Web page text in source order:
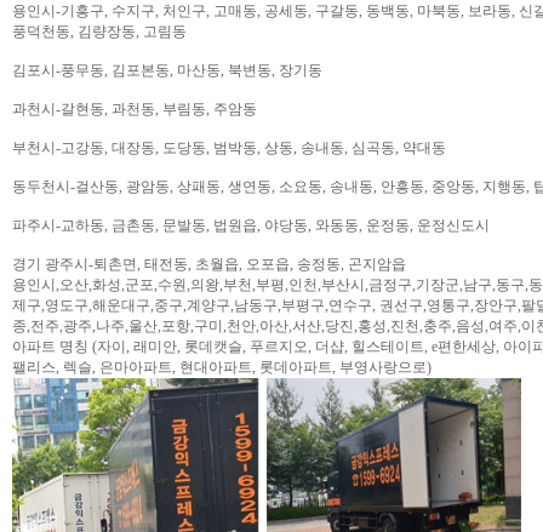
용인시-기흥구, 수지구, 처인구, 고매동, 공세동, 구갈동, 동백동, 마북동, 보라동,
풍덕천동, 김량장동, 고림동
김포시-풍무동, 김포본동, 마산동, 북변동, 장기동
과천시-갈현동, 과천동, 부림동, 주암동
부천시-고강동, 대장동, 도당동, 범박동, 상동, 송내동, 심곡동, 약대동
동두천시-걸산동, 광암동, 상패동, 생연동, 소요동, 송내동, 안흥동, 중앙동, 지행동,
파주시-교하동, 금촌동, 문발동, 법원읍, 야당동, 와동동, 운정동, 운정신도시
경기 광주시-퇴촌면, 태전동, 초월읍, 오포읍, 송정동, 곤지암읍
용인시,오산,화성,군포,수원,의왕,부천,부평,인천,부산시,금정구,기장군,남구,동구,
제구,영도구,해운대구,중구,계양구,남동구,부평구,연수구, 권선구,영통구,장안구,
종,전주,광주,나주,울산,포항,구미,천안,아산,서산,당진,홍성,진천,충주,음성,여주,이
아파트 명칭 (자이, 래미안, 롯데캣슬, 푸르지오, 더샵, 힐스테이트, e편한세상, 아이
팰리스, 렉슬, 은마아파트, 현대아파트, 롯데아파트, 부영사랑으로)